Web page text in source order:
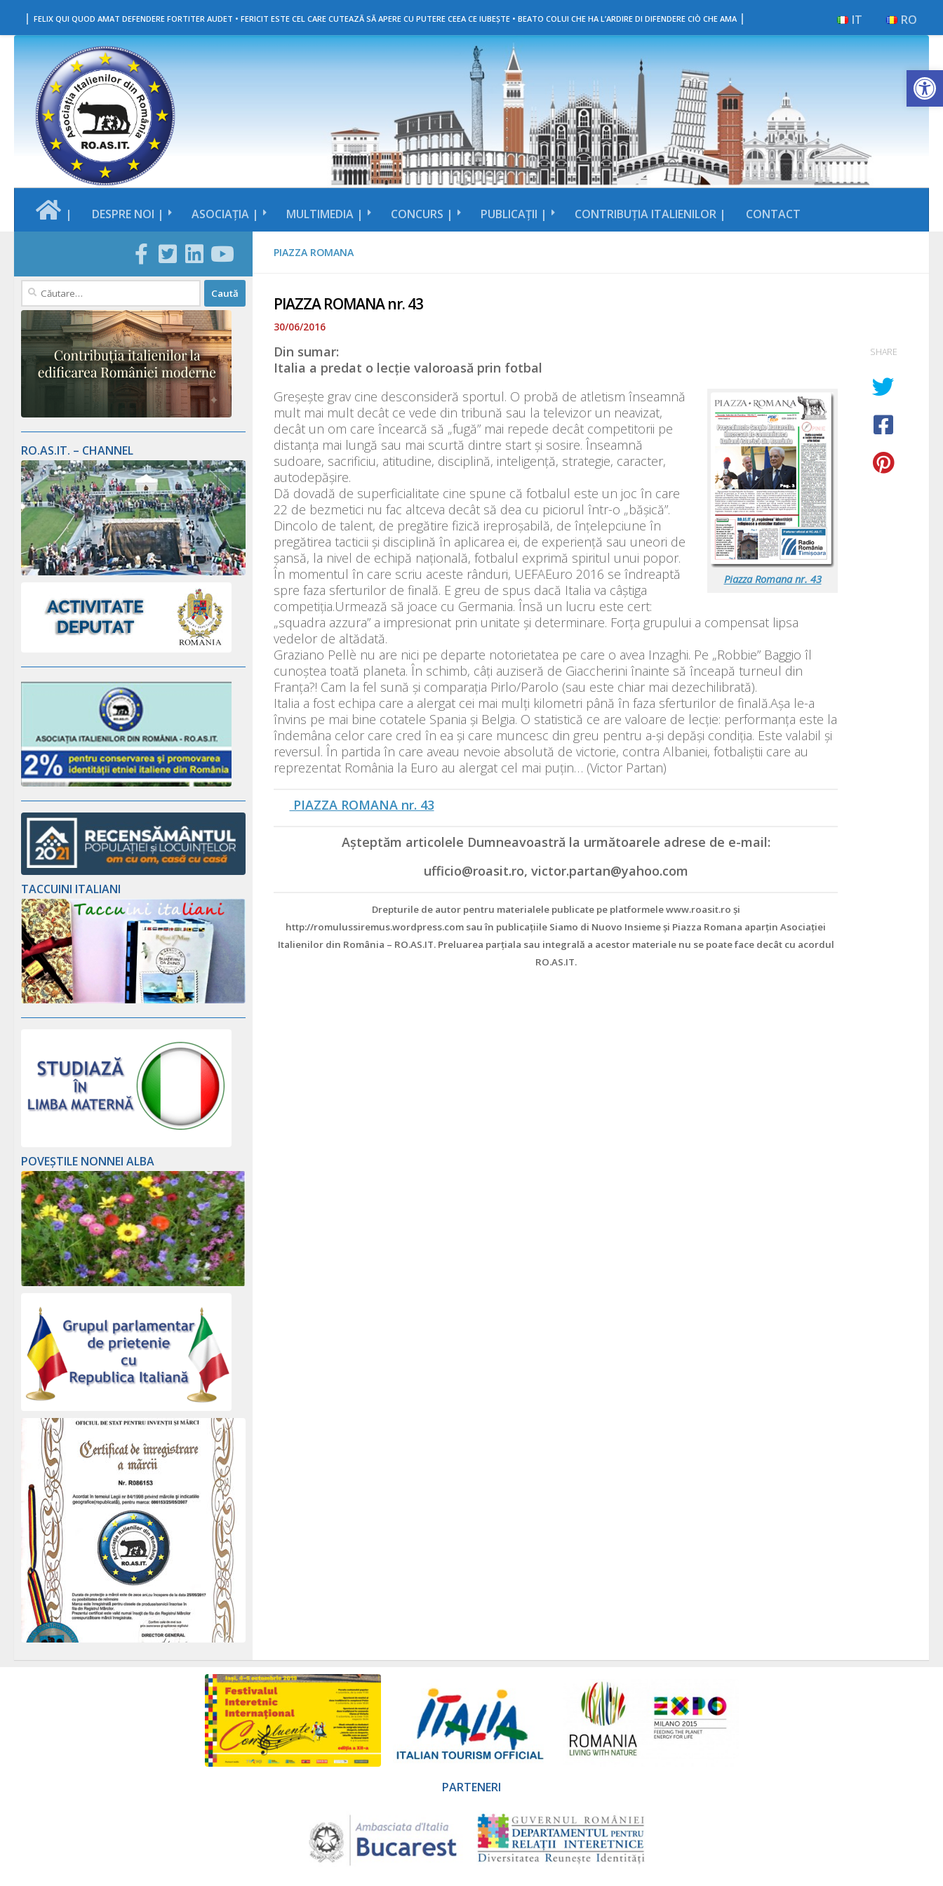
Skip to content
| FELIX QUI QUOD AMAT DEFENDERE FORTITER AUDET • FERICIT ESTE CEL CARE CUTEAZĂ SĂ APERE CU PUTERE CEEA CE IUBEȘTE • BEATO COLUI CHE HA L’ARDIRE DI DIFENDERE CIÒ CHE AMA | RO
IT
| DESPRE NOI | ASOCIAȚIA | MULTIMEDIA | CONCURS | PUBLICAȚII | CONTRIBUȚIA ITALIENILOR | CONTACT
PIAZZA ROMANA
PIAZZA ROMANA nr. 43
30/06/2016
Din sumar:
Italia a predat o lecție valoroasă prin fotbal
Piazza Romana nr. 43
Greșește grav cine desconsideră sportul. O probă de atletism înseamnă
mult mai mult decât ce vede din tribună sau la televizor un neavizat,
decât un om care încearcă să „fugă” mai repede decât competitorii pe
distanța mai lungă sau mai scurtă dintre start și sosire. Înseamnă
sudoare, sacrificiu, atitudine, disciplină, inteligență, strategie, caracter,
autodepășire.
Dă dovadă de superficialitate cine spune că fotbalul este un joc în care
22 de bezmetici nu fac altceva decât să dea cu piciorul într-o „bășică”.
Dincolo de talent, de pregătire fizică ireproșabilă, de înțelepciune în
pregătirea tacticii și disciplină în aplicarea ei, de experiență sau uneori de
șansă, la nivel de echipă națională, fotbalul exprimă spiritul unui popor.
În momentul în care scriu aceste rânduri, UEFAEuro 2016 se îndreaptă
spre faza sferturilor de finală. E greu de spus dacă Italia va câștiga
competiția.Urmează să joace cu Germania. Însă un lucru este cert:
„squadra azzura” a impresionat prin unitate și determinare. Forța grupului a compensat lipsa
vedelor de altădată.
Graziano Pellè nu are nici pe departe notorietatea pe care o avea Inzaghi. Pe „Robbie” Baggio îl
cunoștea toată planeta. În schimb, câți auziseră de Giaccherini înainte să înceapă turneul din
Franța?! Cam la fel sună și comparația Pirlo/Parolo (sau este chiar mai dezechilibrată).
Italia a fost echipa care a alergat cei mai mulți kilometri până în faza sferturilor de finală.Așa le-a
învins pe mai bine cotatele Spania și Belgia. O statistică ce are valoare de lecție: performanța este la
îndemâna celor care cred în ea și care muncesc din greu pentru a-și depăși condiția. Este valabil și
reversul. În partida în care aveau nevoie absolută de victorie, contra Albaniei, fotbaliștii care au
reprezentat România la Euro au alergat cel mai puțin… (Victor Partan)
PIAZZA ROMANA nr. 43
Aşteptăm articolele Dumneavoastră la următoarele adrese de e-mail:
ufficio@roasit.ro, victor.partan@yahoo.com
Drepturile de autor pentru materialele publicate pe platformele www.roasit.ro şi
http://romulussiremus.wordpress.com sau în publicaţiile Siamo di Nuovo Insieme şi Piazza Romana aparţin Asociaţiei
Italienilor din România – RO.AS.IT. Preluarea parţiala sau integrală a acestor materiale nu se poate face decât cu acordul
RO.AS.IT.
SHARE
Caută
RO.AS.IT. – CHANNEL
TACCUINI ITALIANI
POVEȘTILE NONNEI ALBA
PARTENERI